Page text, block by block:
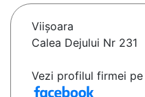
Viişoara
Calea Dejului Nr 231
Vezi profilul firmei pe